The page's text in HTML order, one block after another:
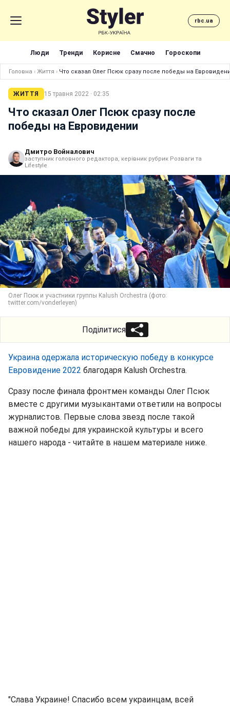
rbc.ua
Люди Тренди Корисне Смачно Гороскопи
Головна › Життя › Что сказал Олег Псюк сразу после победы на
ЖИТТЯ 15 травня 2022 · 02:35
Что сказал Олег Псюк сразу после
победы на Евровидении
Дмитро Войналович
заступник головного редактора, керівник рубрик Розваги та
Lifestyle
Олег Псюк и участники группы Kalush Orchestra (фото:
twitter.com/vonderleyen)
Поділитися
Украина одержала историческую победу в конкурсе
Евровидение 2022 благодаря Kalush Orchestra.
Сразу после финала фронтмен команды Олег Псюк
вместе с другими музыкантами ответили на вопросы
журналистов. Первые слова звезд после такой
важной победы для украинской культуры и всего
нашего народа - читайте в нашем материале ниже.
"Слава Украине! Спасибо всем украинцам, всей